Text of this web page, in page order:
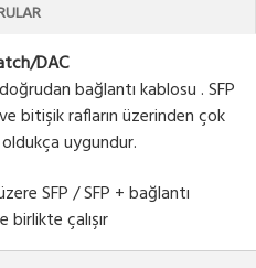
DAC
bağlantı kablosu . SFP
bitişik rafların üzerinden çok
uygundur.
SFP / SFP + bağlantı
çalışır